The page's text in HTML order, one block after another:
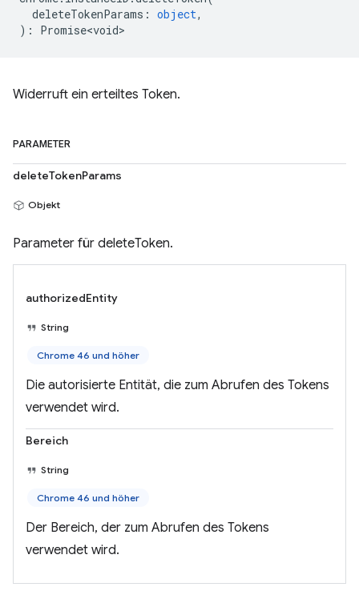
deleteTokenParams : object,
) : Promise<void>
Widerruft ein erteiltes Token.
PARAMETER
deleteTokenParams
Objekt
Parameter für deleteToken.
authorizedEntity
String
Chrome 46 und höher
Die autorisierte Entität, die zum Abrufen des Tokens
verwendet wird.
Bereich
String
Chrome 46 und höher
Der Bereich, der zum Abrufen des Tokens
verwendet wird.